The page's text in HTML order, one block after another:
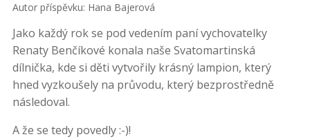
Autor příspěvku: Hana Bajerová
Jako každý rok se pod vedením paní vychovatelky
Renaty Benčíkové konala naše Svatomartinská
dílnička, kde si děti vytvořily krásný lampion, který
hned vyzkoušely na průvodu, který bezprostředně
následoval.
A že se tedy povedly :-)!